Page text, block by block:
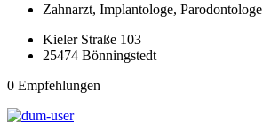
Zahnarzt, Implantologe, Parodontologe
Kieler Straße 103
25474 Bönningstedt
0 Empfehlungen